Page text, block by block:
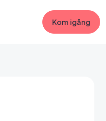
Kom igång